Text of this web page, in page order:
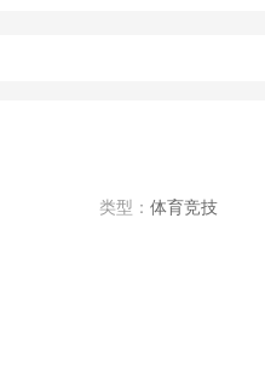
类型： 体育竞技